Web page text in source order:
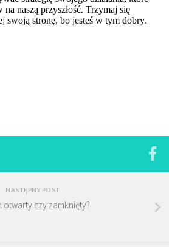
NASTĘPNY POST
otwarty czy zamknięty?